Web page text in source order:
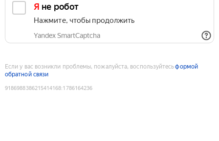
Я не робот
Нажмите, чтобы продолжить
Yandex SmartCaptcha
Если у вас возникли проблемы, пожалуйста, воспользуйтесьформой
обратной связи
9186988386215414168:1786164236